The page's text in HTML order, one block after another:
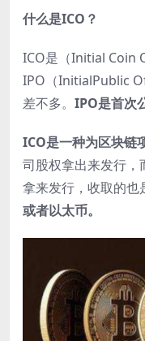
什么是ICO？
ICO是（Initial Coin
IPO（InitialPublic
差不多。 IPO是首次
ICO是一种为区块链
司股权拿出来发行，
拿来发行，收取的也
或者以太币。